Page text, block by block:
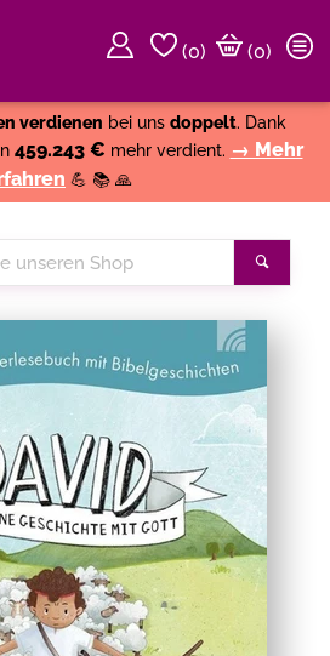
(0)
(0)
verdienen bei uns doppelt. Dank
459.243 € mehr verdient. → Mehr
💪 📚 🙏